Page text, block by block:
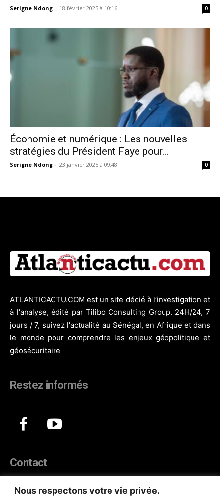
Nous respectons votre vie privée.
Serigne Ndong - 18 février 2025 à 10:16 0
Économie et numérique : Les nouvelles
stratégies du Président Faye pour...
Serigne Ndong - 23 janvier 2025 à 09:48 0
ATLANTICACTU.COM est un site dédié à l’investigation et
à l'analyse, édité par Tilibo Consulting Group. 24H/24, 7
jours / 7, suivez l'actualité au Sénégal, en Afrique et dans
le monde pour comprendre les enjeux géopolitique et
géosécuritaire
Restez informés
Contact
Téléphone :(+221) 70 330 86 87‬